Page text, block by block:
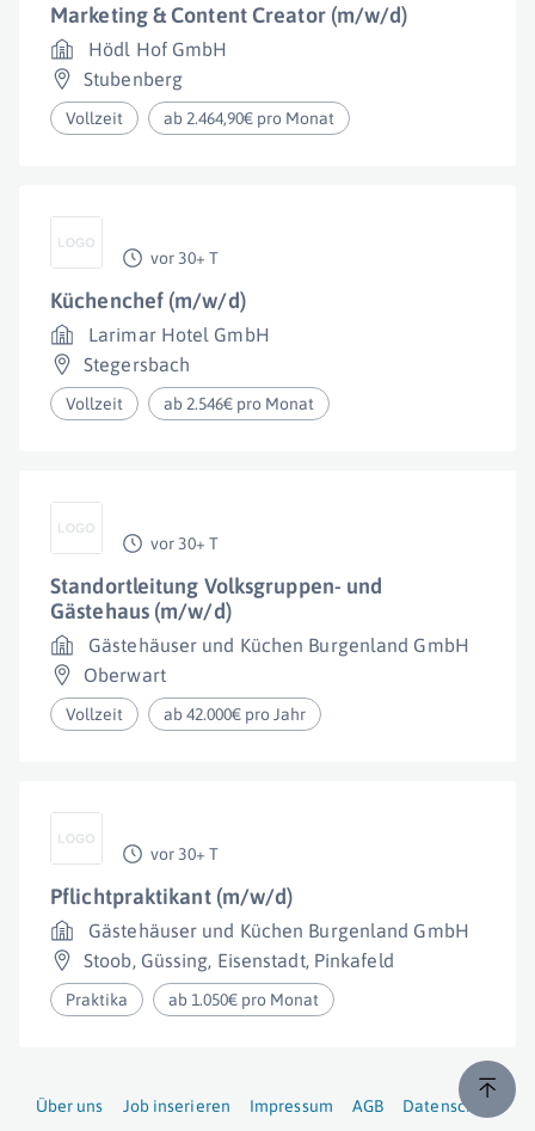
Marketing & Content Creator (m/w/d)
Hödl Hof GmbH
Stubenberg
Vollzeit ab 2.464,90€ pro Monat
vor 30+ T
Küchenchef (m/w/d)
Larimar Hotel GmbH
Stegersbach
Vollzeit ab 2.546€ pro Monat
vor 30+ T
Standortleitung Volksgruppen- und
Gästehaus (m/w/d)
Gästehäuser und Küchen Burgenland GmbH
Oberwart
Vollzeit ab 42.000€ pro Jahr
vor 30+ T
Pflichtpraktikant (m/w/d)
Gästehäuser und Küchen Burgenland GmbH
Stoob, Güssing, Eisenstadt, Pinkafeld
Praktika ab 1.050€ pro Monat
Über uns Job inserieren Impressum AGB Datenschutz